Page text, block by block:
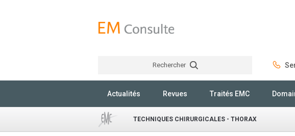
Rechercher
Actualités Revues Traités EMC
TECHNIQUES CHIRURGICALES - THORAX